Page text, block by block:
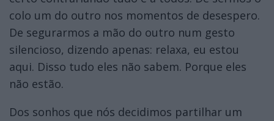
colo um do outro nos momentos de desespero.
De segurarmos a mão do outro num gesto
silencioso, dizendo apenas: relaxa, eu estou
aqui. Disso tudo eles não sabem. Porque eles
não estão.
Dos sonhos que nós decidimos partilhar um